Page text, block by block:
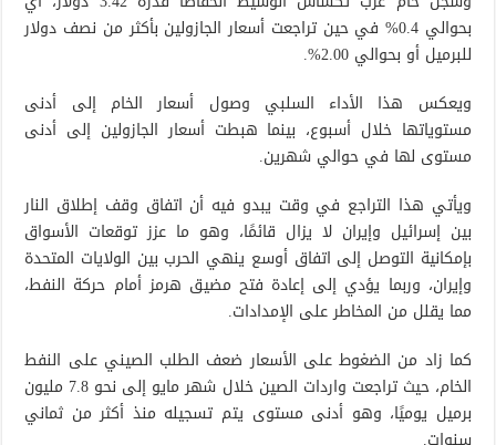
بحوالي 0.4% في حين تراجعت أسعار الجازولين بأكثر من نصف دولار
للبرميل أو بحوالي 2.00%.
ويعكس هذا الأداء السلبي وصول أسعار الخام إلى أدنى
مستوياتها خلال أسبوع، بينما هبطت أسعار الجازولين إلى أدنى
مستوى لها في حوالي شهرين.
ويأتي هذا التراجع في وقت يبدو فيه أن اتفاق وقف إطلاق النار
بين إسرائيل وإيران لا يزال قائمًا، وهو ما عزز توقعات الأسواق
بإمكانية التوصل إلى اتفاق أوسع ينهي الحرب بين الولايات المتحدة
وإيران، وربما يؤدي إلى إعادة فتح مضيق هرمز أمام حركة النفط،
مما يقلل من المخاطر على الإمدادات.
كما زاد من الضغوط على الأسعار ضعف الطلب الصيني على النفط
الخام، حيث تراجعت واردات الصين خلال شهر مايو إلى نحو 7.8 مليون
برميل يوميًا، وهو أدنى مستوى يتم تسجيله منذ أكثر من ثماني